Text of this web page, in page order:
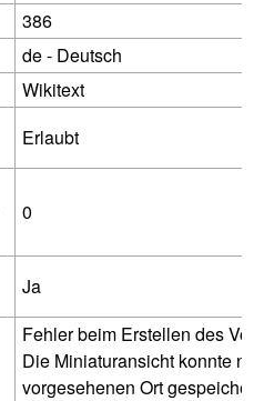
386
de - Deutsch
Wikitext
Erlaubt
0
Ja
Fehler beim Erstellen des
Die Miniaturansicht konnte
vorgesehenen Ort